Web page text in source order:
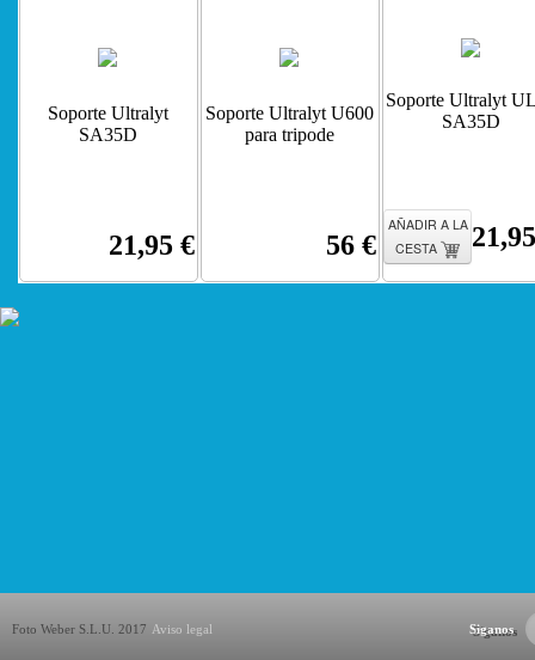
Soporte Ultralyt
SA35D
21,95 €
Soporte Ultralyt U600
para tripode
56 €
Soporte Ultralyt
SA35D
AÑADIR A LA
CESTA
Foto Weber S.L.U. 2017 Aviso legal Siganos